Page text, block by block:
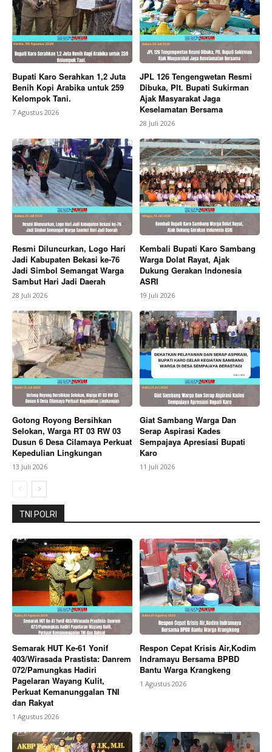
SUBSCRIBE NOW
Company
About
Contact us
Subscription Plans
My account
Bagikan Artikel
Berita Lainnya
Pemkab Karo Perkuat Sinkronisasi
Program Dan Jajaki Pembangunan PLUT UMKM
Dengan Kementerian
Bupati Karo Serahkan 1,2 Juta
Benih Kopi Arabika untuk 259
Kelompok Tani.
7 Agustus 2026
JPL 126 Tengengwetan Resmi
Dibuka, Plt. Bupati Sukirman
Ajak Masyarakat Jaga
Keselamatan Bersama
28 Juli 2026
Resmi Diluncurkan, Logo Hari
Jadi Kabupaten Bekasi ke-76
Jadi Simbol Semangat Warga
Sambut Hari Jadi Daerah
28 Juli 2026
Kembali Bupati Karo Sambang
Warga Dolat Rayat, Ajak
Dukung Gerakan Indonesia
ASRI
19 Juli 2026
Gotong Royong Bersihkan
Selokan, Warga RT 03 RW 03
Dusun 6 Desa Cilamaya Perkuat
Kepedulian Lingkungan
13 Juli 2026
Giat Sambang Warga Dan
Serap Aspirasi Kades
Sempajaya Apresiasi Bupati
Karo
11 Juli 2026
TNI POLRI
Semarak HUT Ke-61 Yonif
403/Wirasada Prastista: Danrem
072/Pamungkas Hadiri
Pagelaran Wayang Kulit,
Perkuat Kemanunggalan TNI
dan Rakyat
1 Agustus 2026
Respon Cepat Krisis Air,Kodim
Indramayu Bersama BPBD
Bantu Warga Krangkeng
1 Agustus 2026